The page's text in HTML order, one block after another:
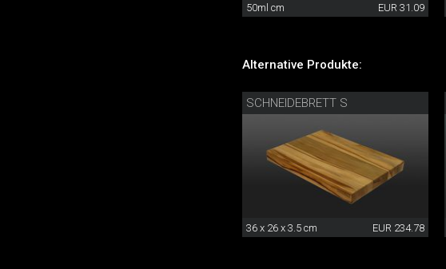
50ml cm EUR 31.09
Alternative Produkte:
SCHNEIDEBRETT S
36 x 26 x 3.5 cm EUR 234.78